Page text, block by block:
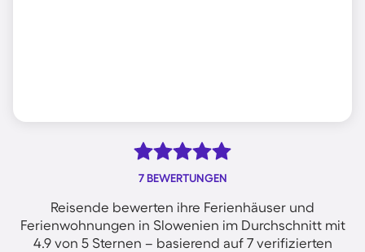
7 BEWERTUNGEN
Reisende bewerten ihre Ferienhäuser und
Ferienwohnungen in Slowenien im Durchschnitt mit
4.9 von 5 Sternen – basierend auf 7 verifizierten